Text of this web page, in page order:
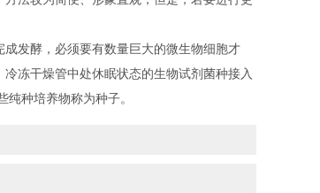
发酵，必须要有数量巨大的微生物细胞才
冻干燥管中处休眠状态的生物试剂菌种接入
种培养物称为种子。